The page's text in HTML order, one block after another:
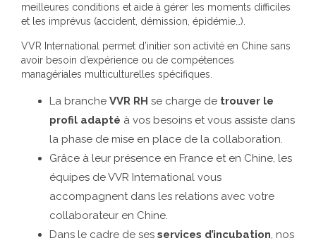
meilleures conditions et aide à gérer les moments difficiles
et les imprévus (accident, démission, épidémie…).
VVR International permet d’initier son activité en Chine sans
avoir besoin d’expérience ou de compétences
managériales multiculturelles spécifiques.
La branche VVR RH se charge de trouver le
profil adapté à vos besoins et vous assiste dans
la phase de mise en place de la collaboration.
Grâce à leur présence en France et en Chine, les
équipes de VVR International vous
accompagnent dans les relations avec votre
collaborateur en Chine.
Dans le cadre de ses services d’incubation, nos